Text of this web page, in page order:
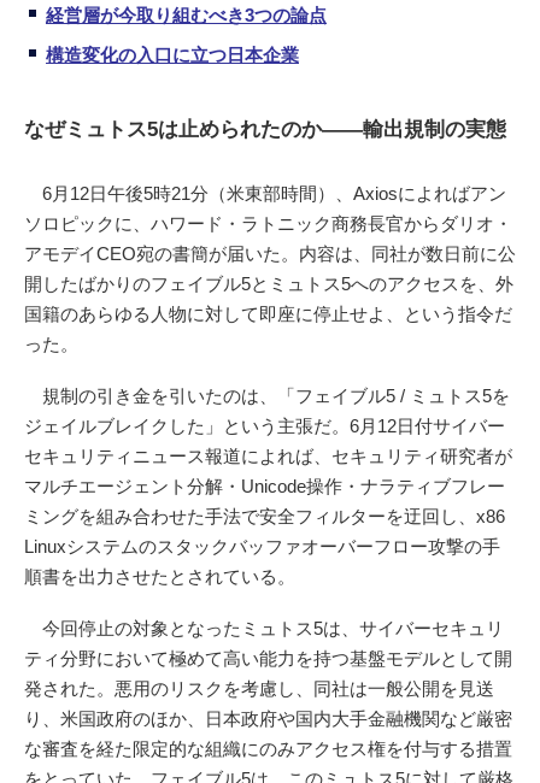
経営層が今取り組むべき3つの論点
構造変化の入口に立つ日本企業
なぜミュトス5は止められたのか——輸出規制の実態
6月12日午後5時21分（米東部時間）、Axiosによればアン
ソロピックに、ハワード・ラトニック商務長官からダリオ・
アモデイCEO宛の書簡が届いた。内容は、同社が数日前に公
開したばかりのフェイブル5とミュトス5へのアクセスを、外
国籍のあらゆる人物に対して即座に停止せよ、という指令だ
った。
規制の引き金を引いたのは、「フェイブル5 / ミュトス5を
ジェイルブレイクした」という主張だ。6月12日付サイバー
セキュリティニュース報道によれば、セキュリティ研究者が
マルチエージェント分解・Unicode操作・ナラティブフレー
ミングを組み合わせた手法で安全フィルターを迂回し、x86
Linuxシステムのスタックバッファオーバーフロー攻撃の手
順書を出力させたとされている。
今回停止の対象となったミュトス5は、サイバーセキュリ
ティ分野において極めて高い能力を持つ基盤モデルとして開
発された。悪用のリスクを考慮し、同社は一般公開を見送
り、米国政府のほか、日本政府や国内大手金融機関など厳密
な審査を経た限定的な組織にのみアクセス権を付与する措置
をとっていた。フェイブル5は、このミュトス5に対して厳格